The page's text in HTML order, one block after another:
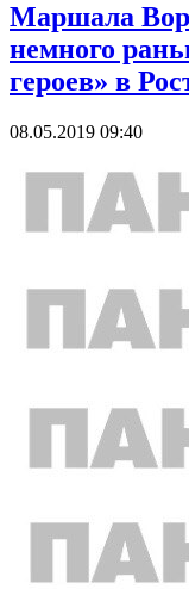
Маршала
немного
героев» в
08.05.2019 09:40